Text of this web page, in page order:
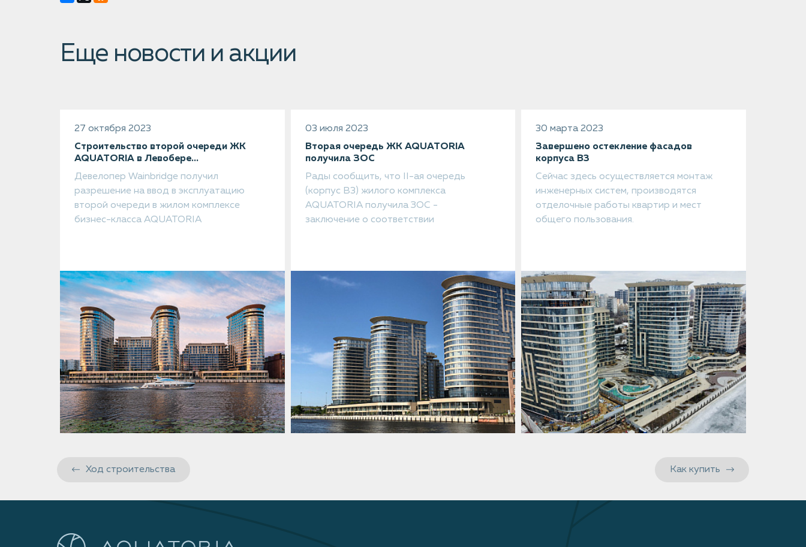
Еще новости и акции
27 октября 2023
Строительство второй очереди ЖК
AQUATORIA в Левобере...
Девелопер Wainbridge получил
разрешение на ввод в эксплуатацию
второй очереди в жилом комплексе
бизнес-класса AQUATORIA
03 июля 2023
Вторая очередь ЖК AQUATORIA
получила ЗОС
Рады сообщить, что II-ая очередь
(корпус В3) жилого комплекса
AQUATORIA получила ЗОС -
заключение о соответствии
30 марта 2023
Завершено остекление фасадов
корпуса В3
Сейчас здесь осуществляется монтаж
инженерных систем, производятся
отделочные работы квартир и мест
общего пользования.
Ход строительства Как купить